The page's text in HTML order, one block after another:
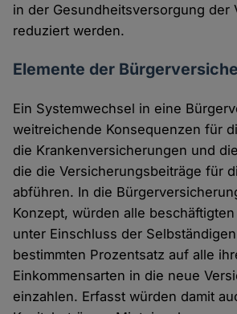
in der Gesundheitsversorgung der
reduziert werden.
Elemente der
Ein Systemwechsel in eine
weitreichende Konsequenzen für
die Krankenversicherungen und
die die Versicherungsbeiträge für
abführen. In die
Konzept, würden alle
unter Einschluss der
bestimmten Prozentsatz auf alle
Einkommensarten in die neue
einzahlen. Erfasst würden damit